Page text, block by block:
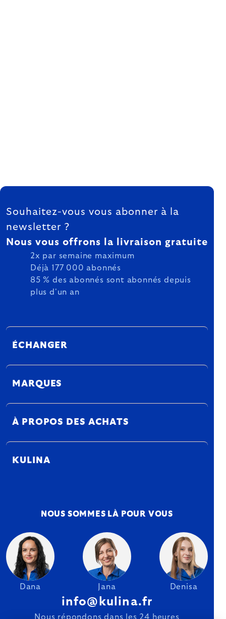
FOOTER
Souhaitez-vous vous abonner à la
newsletter ?
Nous vous offrons la livraison gratuite
2x par semaine maximum
Déjà 177 000 abonnés
85 % des abonnés sont abonnés depuis
plus d'un an
ÉCHANGER
MARQUES
À PROPOS DES ACHATS
KULINA
NOUS SOMMES LÀ POUR VOUS
Dana Jana Denisa
info@kulina.fr
Nous répondons dans les 24 heures